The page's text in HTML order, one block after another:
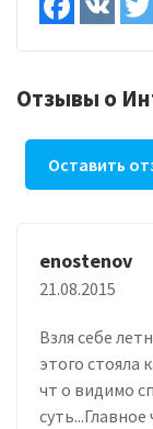
Отзывы о
Оставить
enostenov
21.08.2015
Взля себе
этого стояла
чт о видимо